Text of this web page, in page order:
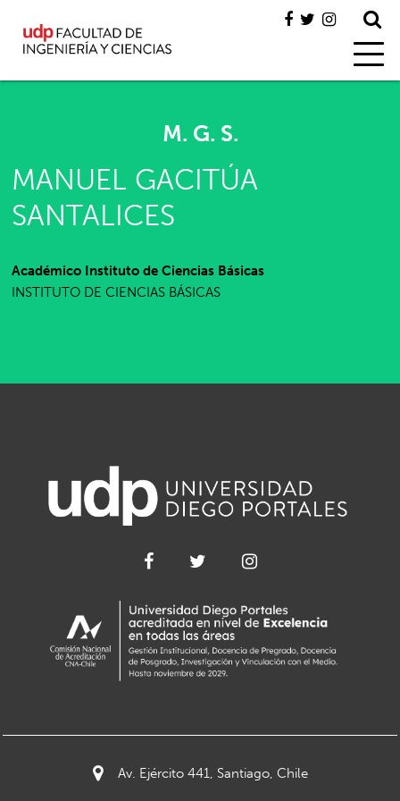
M. G. S.
MANUEL GACITÚA
SANTALICES
Académico Instituto de Ciencias Básicas
INSTITUTO DE CIENCIAS BÁSICAS
Av. Ejército 441, Santiago, Chile